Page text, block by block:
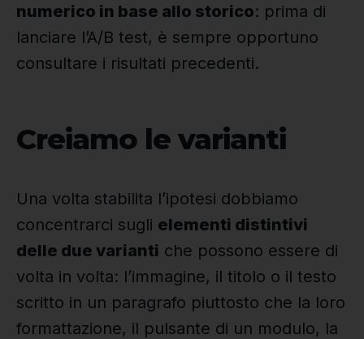
numerico in base allo storico: prima di
lanciare l’A/B test, è sempre opportuno
consultare i risultati precedenti.
Creiamo le varianti
Una volta stabilita l’ipotesi dobbiamo
concentrarci sugli elementi distintivi
delle due varianti che possono essere di
volta in volta: l’immagine, il titolo o il testo
scritto in un paragrafo piuttosto che la loro
formattazione, il pulsante di un modulo, la